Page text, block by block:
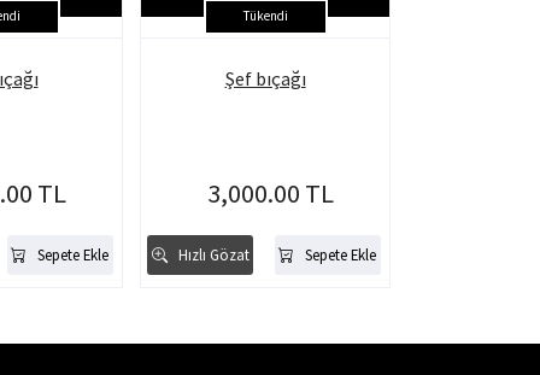
Sepete Ekle
TL
Tükendi
Hızlı Gözat Sepete Ekle
Şef bıçağı
3,000.00 TL